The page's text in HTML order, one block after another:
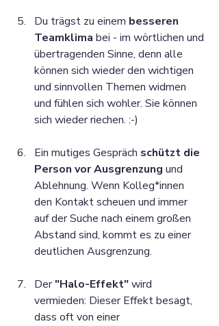
Du trägst zu einem besseren
Teamklima bei - im wörtlichen und
übertragenden Sinne, denn alle
können sich wieder den wichtigen
und sinnvollen Themen widmen
und fühlen sich wohler. Sie können
sich wieder riechen. :-)
Ein mutiges Gespräch schützt die
Person vor Ausgrenzung und
Ablehnung. Wenn Kolleg*innen
den Kontakt scheuen und immer
auf der Suche nach einem großen
Abstand sind, kommt es zu einer
deutlichen Ausgrenzung.
Der "Halo-Effekt" wird
vermieden: Dieser Effekt besagt,
dass oft von einer